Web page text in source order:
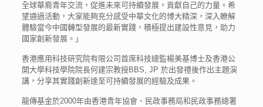
全球華裔青年交流，促進未來可持續發展，貢獻自己的力量。希
望通過活動，大家能夠充分感受中華文化的博大精深，深入瞭解
體驗當今中國轉型發展的最新實踐，積極提出建設性意見，助力
國家創新發展。」
香港應用科技研究院有限公司首席科技總監楊美基博士及香港公
開大學科技學院院長何建宗教授BBS, JP 於出發禮後作出主題演
講，分享其實踐創新達至可持續發展的經驗及成果。
龍傳基金於2000年由香港青年協會、民政事務局和民政事務總署